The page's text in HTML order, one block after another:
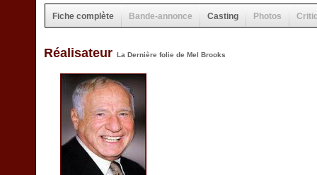
Fiche complète Bande-annonce Casting Photos
Réalisateur La Dernière folie de Mel Brooks